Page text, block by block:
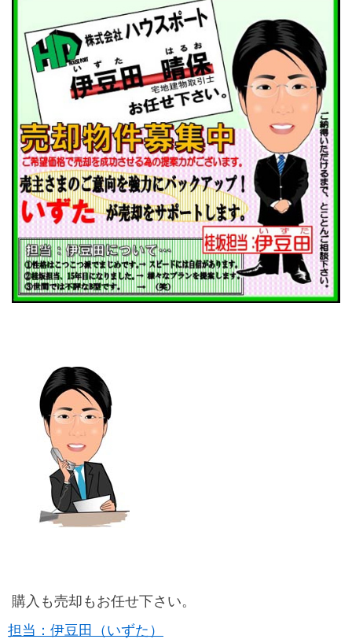
購入も売却もお任せ下さい。
担当：伊豆田（いずた）